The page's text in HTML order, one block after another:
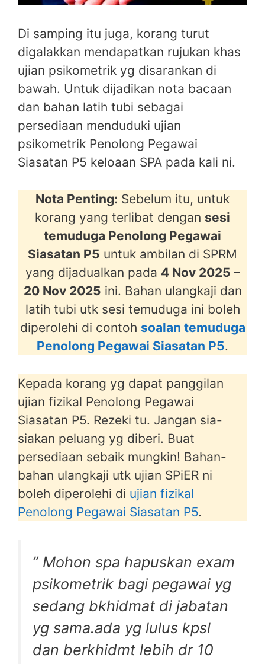
Di samping itu juga, korang turut
digalakkan mendapatkan rujukan khas
ujian psikometrik yg disarankan di
bawah. Untuk dijadikan nota bacaan
dan bahan latih tubi sebagai
persediaan menduduki ujian
psikometrik Penolong Pegawai
Siasatan P5 keloaan SPA pada kali ni.
Nota Penting: Sebelum itu, untuk
korang yang terlibat dengan sesi
temuduga Penolong Pegawai
Siasatan P5 untuk ambilan di SPRM
yang dijadualkan pada 4 Nov 2025 –
20 Nov 2025 ini. Bahan ulangkaji dan
latih tubi utk sesi temuduga ini boleh
diperolehi di contoh soalan temuduga
Penolong Pegawai Siasatan P5.
Kepada korang yg dapat panggilan
ujian fizikal Penolong Pegawai
Siasatan P5. Rezeki tu. Jangan sia-
siakan peluang yg diberi. Buat
persediaan sebaik mungkin! Bahan-
bahan ulangkaji utk ujian SPiER ni
boleh diperolehi di ujian fizikal
Penolong Pegawai Siasatan P5.
” Mohon spa hapuskan exam
psikometrik bagi pegawai yg
sedang bkhidmat di jabatan
yg sama.ada yg lulus kpsl
dan berkhidmt lebih dr 10